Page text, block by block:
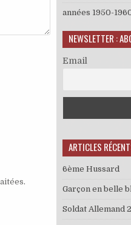
.
années 1950-
NEWSLETTER :
Email
ARTICLES
6ème Hussard
Garçon en belle
Soldat Allemand